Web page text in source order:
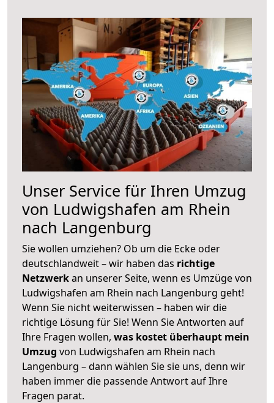
Unser Service für Ihren Umzug
von Ludwigshafen am Rhein
nach Langenburg
Sie wollen umziehen? Ob um die Ecke oder
deutschlandweit – wir haben das richtige
Netzwerkan unserer Seite, wenn es Umzüge von
Ludwigshafen am Rhein nach Langenburg geht!
Wenn Sie nicht weiterwissen – haben wir die
richtige Lösung für Sie! Wenn Sie Antworten auf
Ihre Fragen wollen, was kostet überhaupt mein
Umzug von Ludwigshafen am Rhein nach
Langenburg – dann wählen Sie sie uns, denn wir
haben immer die passende Antwort auf Ihre
Fragen parat.